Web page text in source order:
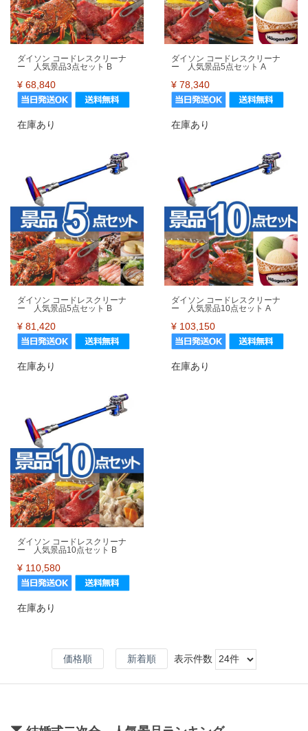
ダイソン コードレスクリーナ
ー 人気景品3点セット B
¥ 68,840
在庫あり
ダイソン コードレスクリーナ
ー 人気景品5点セット A
¥ 78,340
在庫あり
ダイソン コードレスクリーナ
ー 人気景品5点セット B
¥ 81,420
在庫あり
ダイソン コードレスクリーナ
ー 人気景品10点セット A
¥ 103,150
在庫あり
ダイソン コードレスクリーナ
ー 人気景品10点セット B
¥ 110,580
在庫あり
価格順 新着順 表示件数